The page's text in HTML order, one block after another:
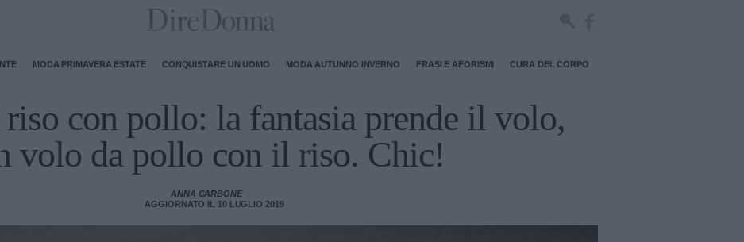
MODA PRIMAVERA ESTATE CONQUISTARE UN UOMO MODA AUTUNNO INVERNO FRASI E AFORISMI CURA DEL CORPO
con pollo: la fantasia prende il volo,
volo da pollo con il riso. Chic!
ANNA CARBONE
AGGIORNATO IL 10 LUGLIO 2019